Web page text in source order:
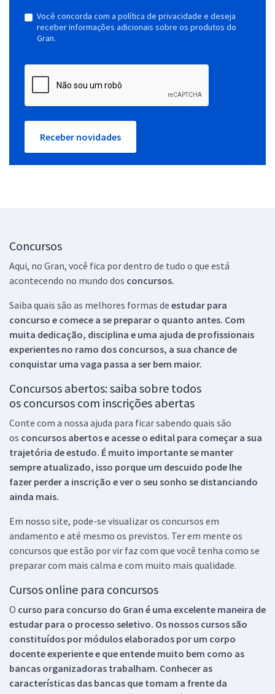
Você concorda com a política de privacidade e deseja
receber informações adicionais sobre os produtos do
Gran.
Receber novidades
Concursos
Aqui, no Gran, você fica por dentro de tudo o que está
acontecendo no mundo dos concursos.
Saiba quais são as melhores formas de estudar para
concurso e comece a se preparar o quanto antes. Com
muita dedicação, disciplina e uma ajuda de profissionais
experientes no ramo dos concursos, a sua chance de
conquistar uma vaga passa a ser bem maior.
Concursos abertos: saiba sobre todos
os concursos com inscrições abertas
Conte com a nossa ajuda para ficar sabendo quais são
os concursos abertos e acesse o edital para começar a sua
trajetória de estudo. É muito importante se manter
sempre atualizado, isso porque um descuido pode lhe
fazer perder a inscrição e ver o seu sonho se distanciando
ainda mais.
Em nosso site, pode-se visualizar os concursos em
andamento e até mesmo os previstos. Ter em mente os
concursos que estão por vir faz com que você tenha como se
preparar com mais calma e com muito mais qualidade.
Cursos online para concursos
O curso para concurso do Gran é uma excelente maneira de
estudar para o processo seletivo. Os nossos cursos são
constituídos por módulos elaborados por um corpo
docente experiente e que entende muito bem como as
bancas organizadoras trabalham. Conhecer as
características das bancas que tomam a frente da